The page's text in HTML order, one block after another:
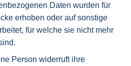
Daten wurden für
erhoben oder auf sonstige
für welche sie nicht mehr
Person widerruft ihre